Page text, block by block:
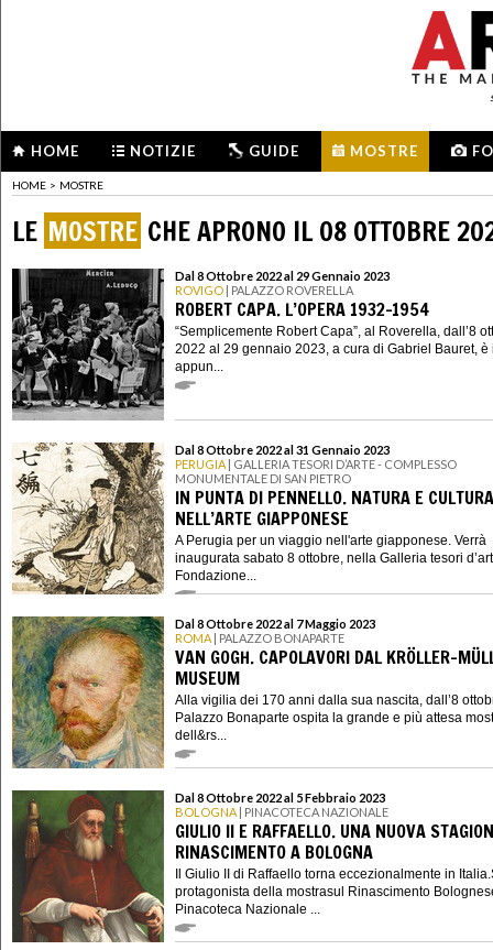
HOME NOTIZIE GUIDE MOSTRE
HOME > MOSTRE
LE MOSTRE CHE APRONO IL 08 OTTOBRE
Dal 8 Ottobre 2022 al 29 Gennaio 2023
ROVIGO | PALAZZO ROVERELLA
ROBERT CAPA. L’OPERA 1932-1954
“Semplicemente Robert Capa”, al Roverella, dall’8
2022 al 29 gennaio 2023, a cura di Gabriel Bauret, è
appun...
Dal 8 Ottobre 2022 al 31 Gennaio 2023
PERUGIA | GALLERIA TESORI D’ARTE - COMPLESSO
MONUMENTALE DI SAN PIETRO
IN PUNTA DI PENNELLO. NATURA E CULTURA
NELL’ARTE GIAPPONESE
A Perugia per un viaggio nell'arte giapponese. Verrà
inaugurata sabato 8 ottobre, nella Galleria tesori
Fondazione...
Dal 8 Ottobre 2022 al 7 Maggio 2023
ROMA | PALAZZO BONAPARTE
VAN GOGH. CAPOLAVORI DAL KRÖLLER-
MUSEUM
Alla vigilia dei 170 anni dalla sua nascita, dall’8
Palazzo Bonaparte ospita la grande e più attesa
dell&rs...
Dal 8 Ottobre 2022 al 5 Febbraio 2023
BOLOGNA | PINACOTECA NAZIONALE
GIULIO II E RAFFAELLO. UNA NUOVA
RINASCIMENTO A BOLOGNA
Il Giulio II di Raffaello torna eccezionalmente in
protagonista della mostrasul Rinascimento
Pinacoteca Nazionale ...